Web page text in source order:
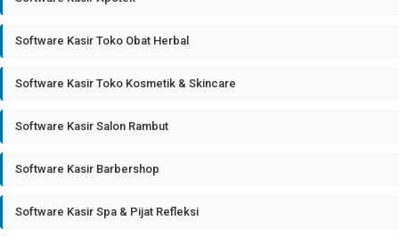
Software Kasir Toko Obat Herbal
Software Kasir Toko Kosmetik & Skincare
Software Kasir Salon Rambut
Software Kasir Barbershop
Software Kasir Spa & Pijat Refleksi